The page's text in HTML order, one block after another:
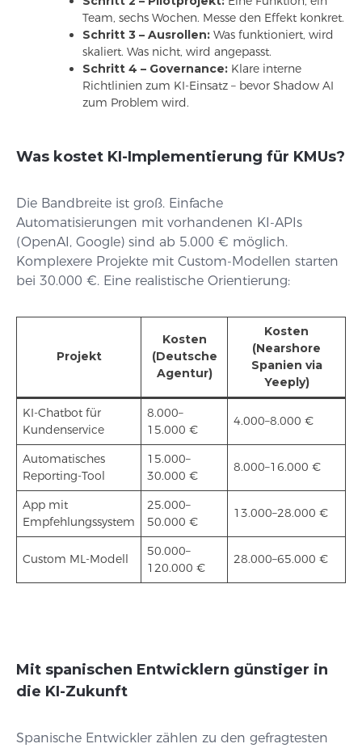
Team, sechs Wochen. Messe den Effekt konkret.
Schritt 3 – Ausrollen: Was funktioniert, wird
skaliert. Was nicht, wird angepasst.
Schritt 4 – Governance: Klare interne
Richtlinien zum KI-Einsatz – bevor Shadow AI
zum Problem wird.
Was kostet KI-Implementierung für KMUs?
Die Bandbreite ist groß. Einfache
Automatisierungen mit vorhandenen KI-APIs
(OpenAI, Google) sind ab 5.000 € möglich.
Komplexere Projekte mit Custom-Modellen starten
bei 30.000 €. Eine realistische Orientierung:
Projekt
Kosten
(Deutsche
Agentur)
Kosten
(Nearshore
Spanien via
Yeeply)
KI-Chatbot für
Kundenservice
8.000–
15.000 €
4.000–8.000 €
Automatisches
Reporting-Tool
15.000–
30.000 €
8.000–16.000 €
App mit
Empfehlungssystem
25.000–
50.000 €
13.000–28.000 €
Custom ML-Modell
50.000–
120.000 €
28.000–65.000 €
Mit spanischen Entwicklern günstiger in
die KI-Zukunft
Spanische Entwickler zählen zu den gefragtesten